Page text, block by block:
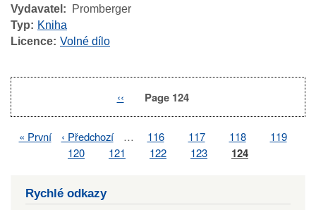
Vydavatel
Promberger
Typ
Kniha
Licence Volné dílo
Previous
‹‹ Page 124
Pagination
First
« První
Previous
page
‹ Předchozí … Page
116 Page
117 Page
118 Page
119
Page
120 Page
121 Page
122 Page
123 Page
124
Rychlé odkazy